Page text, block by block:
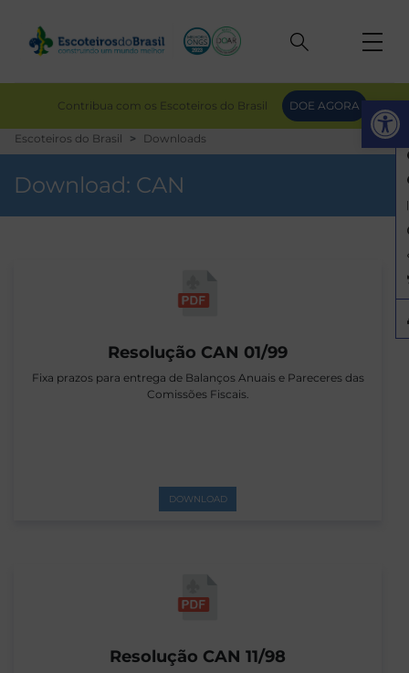
Contribua com os Escoteiros do Brasil DOE AGORA
Escoteiros do Brasil Downloads
Download: CAN
Resolução CAN 01/99
Fixa prazos para entrega de Balanços Anuais e Pareceres das
Comissões Fiscais.
DOWNLOAD
Resolução CAN 11/98